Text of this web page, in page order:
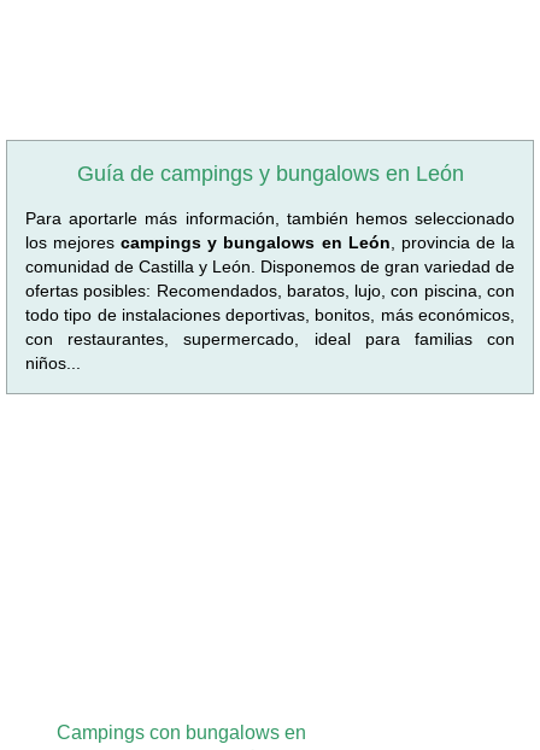
Guía de campings y bungalows en León
Para aportarle más información, también hemos seleccionado
los mejorescampings y bungalows en León , provincia de la
comunidad de Castilla y León. Disponemos de gran variedad de
ofertas posibles: Recomendados, baratos, lujo, con piscina, con
todo tipo de instalaciones deportivas, bonitos, más económicos,
con restaurantes, supermercado, ideal para familias con
niños...
Campings con bungalows en